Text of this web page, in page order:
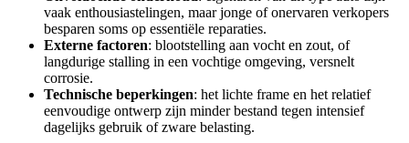
vaak enthousiastelingen, maar jonge of onervaren verkopers
besparen soms op essentiële reparaties.
Externe factoren: blootstelling aan vocht en zout, of
langdurige stalling in een vochtige omgeving, versnelt
corrosie.
Technische beperkingen: het lichte frame en het relatief
eenvoudige ontwerp zijn minder bestand tegen intensief
dagelijks gebruik of zware belasting.